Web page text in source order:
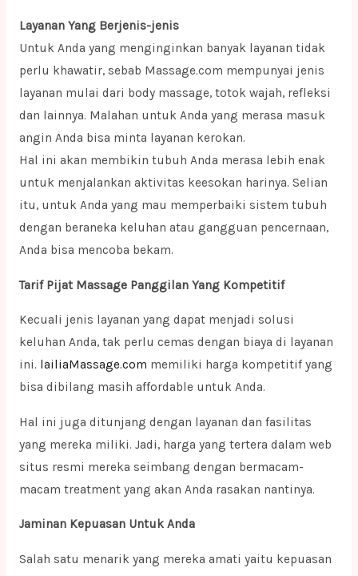
Layanan Yang Berjenis-jenis
Untuk Anda yang menginginkan banyak layanan tidak
perlu khawatir, sebab Massage.com mempunyai jenis
layanan mulai dari body massage, totok wajah, refleksi
dan lainnya. Malahan untuk Anda yang merasa masuk
angin Anda bisa minta layanan kerokan.
Hal ini akan membikin tubuh Anda merasa lebih enak
untuk menjalankan aktivitas keesokan harinya. Selian
itu, untuk Anda yang mau memperbaiki sistem tubuh
dengan beraneka keluhan atau gangguan pencernaan,
Anda bisa mencoba bekam.
Tarif Pijat Massage Panggilan Yang Kompetitif
Kecuali jenis layanan yang dapat menjadi solusi
keluhan Anda, tak perlu cemas dengan biaya di layanan
ini. lailiaMassage.com memiliki harga kompetitif yang
bisa dibilang masih affordable untuk Anda.
Hal ini juga ditunjang dengan layanan dan fasilitas
yang mereka miliki. Jadi, harga yang tertera dalam web
situs resmi mereka seimbang dengan bermacam-
macam treatment yang akan Anda rasakan nantinya.
Jaminan Kepuasan Untuk Anda
Salah satu menarik yang mereka amati yaitu kepuasan